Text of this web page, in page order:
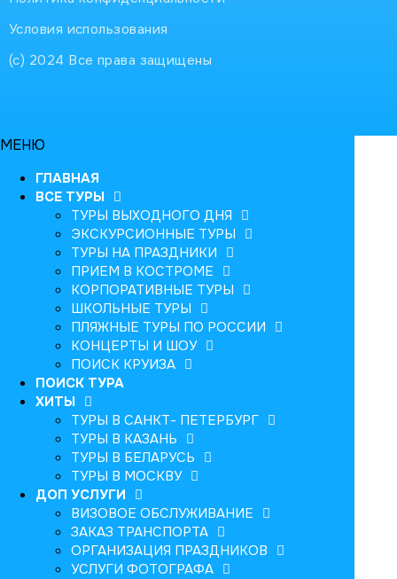
Условия использования
(с) 2024 Все права защищены
МЕНЮ
ГЛАВНАЯ
ВСЕ ТУРЫ
ТУРЫ ВЫХОДНОГО ДНЯ
ЭКСКУРСИОННЫЕ ТУРЫ
ТУРЫ НА ПРАЗДНИКИ
ПРИЕМ В КОСТРОМЕ
КОРПОРАТИВНЫЕ ТУРЫ
ШКОЛЬНЫЕ ТУРЫ
ПЛЯЖНЫЕ ТУРЫ ПО РОССИИ
КОНЦЕРТЫ И ШОУ
ПОИСК КРУИЗА
ПОИСК ТУРА
ХИТЫ
ТУРЫ В САНКТ- ПЕТЕРБУРГ
ТУРЫ В КАЗАНЬ
ТУРЫ В БЕЛАРУСЬ
ТУРЫ В МОСКВУ
ДОП УСЛУГИ
ВИЗОВОЕ ОБСЛУЖИВАНИЕ
ЗАКАЗ ТРАНСПОРТА
ОРГАНИЗАЦИЯ ПРАЗДНИКОВ
УСЛУГИ ФОТОГРАФА